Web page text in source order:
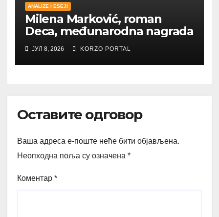
ANALIZE I ESEJI
Milena Marković, roman
Deca, međunarodna nagrada
ЈУЛ 8, 2026 KORZO PORTAL
Оставите одговор
Ваша адреса е-поште неће бити објављена.
Неопходна поља су означена *
Коментар *